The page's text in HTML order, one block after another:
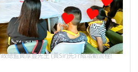
總監黃厚豐先生 (黃Sir)先介紹活動流程!